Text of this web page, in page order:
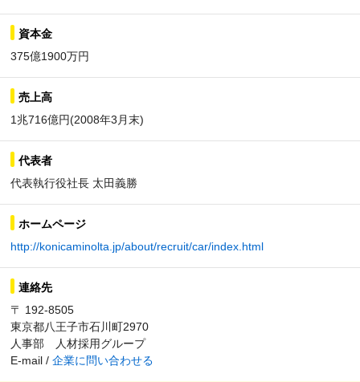
資本金
375億1900万円
売上高
1兆716億円(2008年3月末)
代表者
代表執行役社長 太田義勝
ホームページ
http://konicaminolta.jp/about/recruit/car/index.html
連絡先
〒 192-8505
東京都八王子市石川町2970
人事部 人材採用グループ
E-mail / 企業に問い合わせる